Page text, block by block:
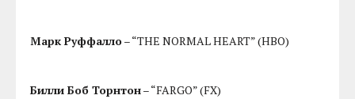
Марк Руффалло– “THE NORMAL HEART” (HBO)
Билли Боб Торнтон– “FARGO” (FX)